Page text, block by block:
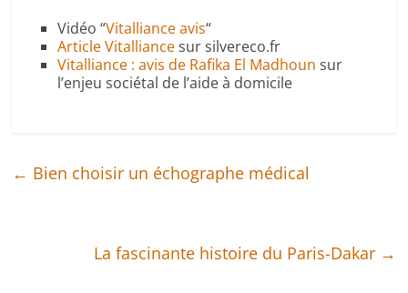
Vidéo “Vitalliance avis“
Article Vitalliancesur silvereco.fr
Vitalliance : avis de Rafika El Madhoun sur
l’enjeu sociétal de l’aide à domicile
← Bien choisir un échographe médical
La fascinante histoire du Paris-Dakar →